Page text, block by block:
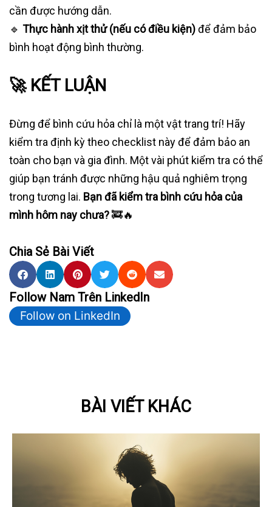
cần được hướng dẫn.
🔹 Thực hành xịt thử (nếu có điều kiện)để đảm bảo
bình hoạt động bình thường.
🚀 KẾT LUẬN
Đừng để bình cứu hỏa chỉ là một vật trang trí! Hãy
kiểm tra định kỳ theo checklist này để đảm bảo an
toàn cho bạn và gia đình. Một vài phút kiểm tra có thể
giúp bạn tránh được những hậu quả nghiêm trọng
trong tương lai. Bạn đã kiểm tra bình cứu hỏa của
mình hôm nay chưa?🚒🔥
Chia Sẻ Bài Viết
Follow Nam Trên LinkedIn
Follow on LinkedIn
BÀI VIẾT KHÁC